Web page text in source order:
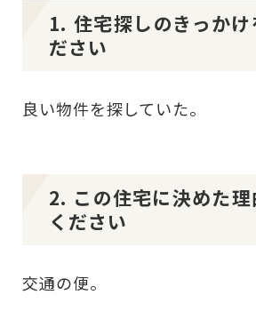
1. 住宅探しのきっかけ
ださい
良い物件を探していた。
2. この住宅に決めた理
ください
交通の便。